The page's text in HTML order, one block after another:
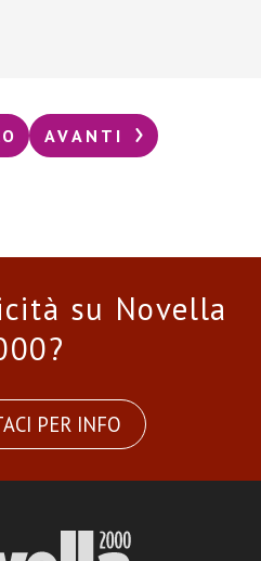
AVANTI
su Novella
PER INFO